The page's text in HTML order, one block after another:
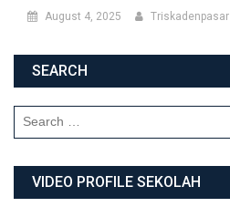
August 4, 2025 Triskadenpasar
SEARCH
VIDEO PROFILE SEKOLAH